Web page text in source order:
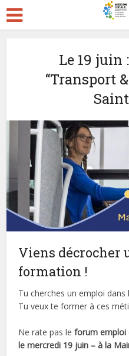
Le 19 juin
“Transport
Viens décrocher
formation !
Tu cherches un emploi
Tu veux te former à ces
Ne rate pas leforum emploi
le mercredi 19 juin – à la